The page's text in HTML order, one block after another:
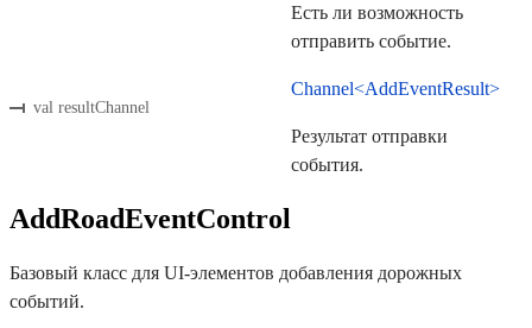
Есть ли возможность
отправить событие.
val resultChannel
Channel<AddEventResult>
Результат отправки
события.
AddRoadEventControl
Базовый класс для UI-элементов добавления дорожных
событий.